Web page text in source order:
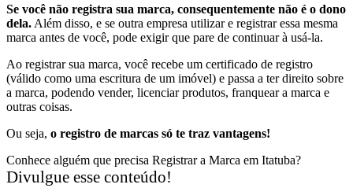
Se você não registra sua marca, consequentemente não é o dono
dela. Além disso, e se outra empresa utilizar e registrar essa mesma
marca antes de você, pode exigir que pare de continuar à usá-la.
Ao registrar sua marca, você recebe um certificado de registro
(válido como uma escritura de um imóvel) e passa a ter direito sobre
a marca, podendo vender, licenciar produtos, franquear a marca e
outras coisas.
Ou seja, o registro de marcas só te traz vantagens!
Conhece alguém que precisa Registrar a Marca em Itatuba?
Divulgue esse conteúdo!